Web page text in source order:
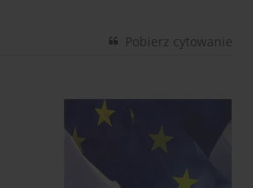
Pobierz cytowanie